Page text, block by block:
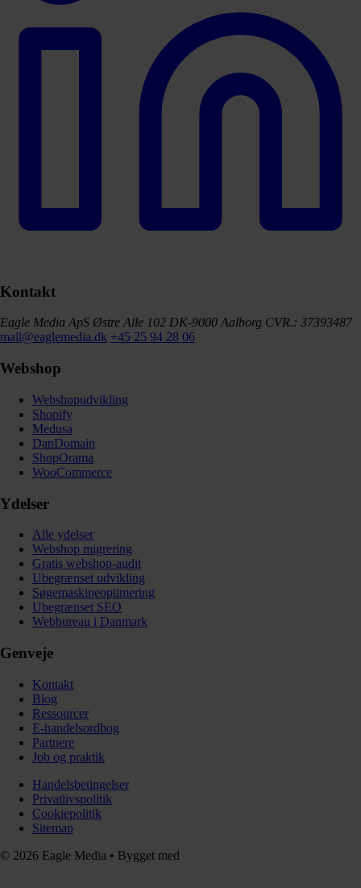
Kontakt
Eagle Media ApS Østre Alle 102 DK-9000 Aalborg CVR.: 37393487
mail@eaglemedia.dk +45 25 94 28 06
Webshop
Webshopudvikling
Shopify
Medusa
DanDomain
ShopOrama
WooCommerce
Ydelser
Alle ydelser
Webshop migrering
Gratis webshop-audit
Ubegrænset udvikling
Søgemaskineoptimering
Ubegrænset SEO
Webbureau i Danmark
Genveje
Kontakt
Blog
Ressourcer
E-handelsordbog
Partnere
Job og praktik
Handelsbetingelser
Privatlivspolitik
Cookiepolitik
Sitemap
© 2026 Eagle Media • Bygget med